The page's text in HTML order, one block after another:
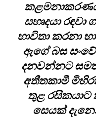
සහෘදයා
භාවිතා කරනා
ඇගේ බස
දනවන්නට
අතීතකාමී
තුළ රසිකයාට
සෙයක්